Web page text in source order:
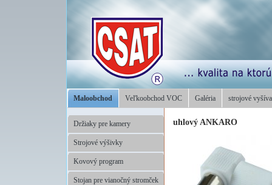
Maloobchod Veľkoobchod VOC Galéria strojové
Držiaky pre kamery
Strojové výšivky
Kovový program
Stojan pre vianočný stromček
uhlový ANKARO